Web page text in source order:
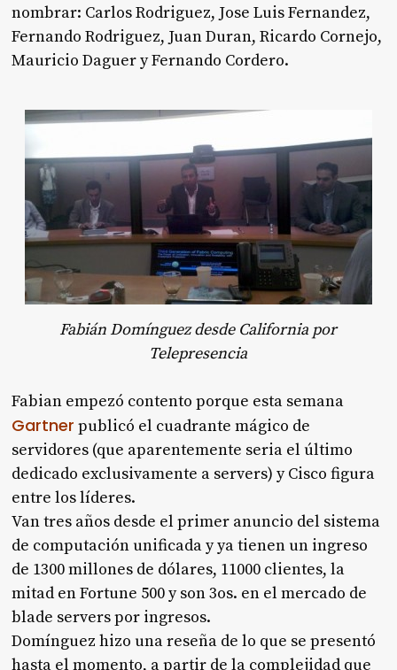
nombrar: Carlos Rodriguez, Jose Luis Fernandez,
Fernando Rodriguez, Juan Duran, Ricardo Cornejo,
Mauricio Daguer y Fernando Cordero.
Fabián Domínguez desde California por
Telepresencia
Fabian empezó contento porque esta semana
Gartner publicó el cuadrante mágico de
servidores (que aparentemente seria el último
dedicado exclusivamente a servers) y Cisco figura
entre los líderes.
Van tres años desde el primer anuncio del sistema
de computación unificada y ya tienen un ingreso
de 1300 millones de dólares, 11000 clientes, la
mitad en Fortune 500 y son 3os. en el mercado de
blade servers por ingresos.
Domínguez hizo una reseña de lo que se presentó
hasta el momento, a partir de la complejidad que